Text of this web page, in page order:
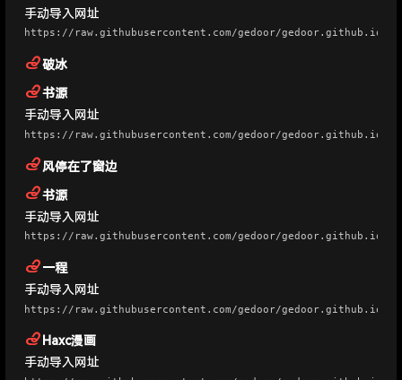
手动导入网址
https://raw.githubusercontent.com/gedoor/gedoor.github.io/master/
破冰
书源
手动导入网址
https://raw.githubusercontent.com/gedoor/gedoor.github.io/master/
风停在了窗边
书源
手动导入网址
https://raw.githubusercontent.com/gedoor/gedoor.github.io/master/blog/
一程
手动导入网址
https://raw.githubusercontent.com/gedoor/gedoor.github.io/master/blog/
Haxc漫画
手动导入网址